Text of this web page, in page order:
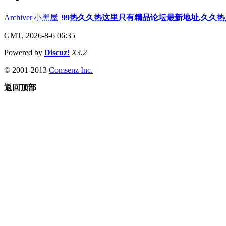
Archiver|小黑屋| 99热久久热这里只有精品论坛最新地址,久久
GMT, 2026-8-6 06:35
Powered by Discuz! X3.2
© 2001-2013 Comsenz Inc.
返回顶部